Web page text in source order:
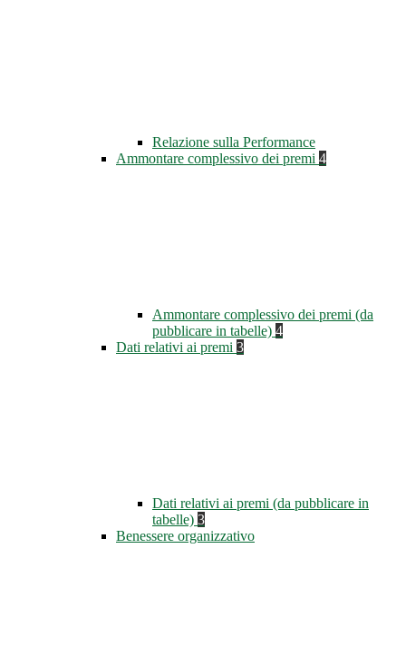
Relazione sulla Performance
Ammontare complessivo dei premi 4
Ammontare complessivo dei premi (da
pubblicare in tabelle) 4
Dati relativi ai premi 3
Dati relativi ai premi (da pubblicare in
tabelle) 3
Benessere organizzativo